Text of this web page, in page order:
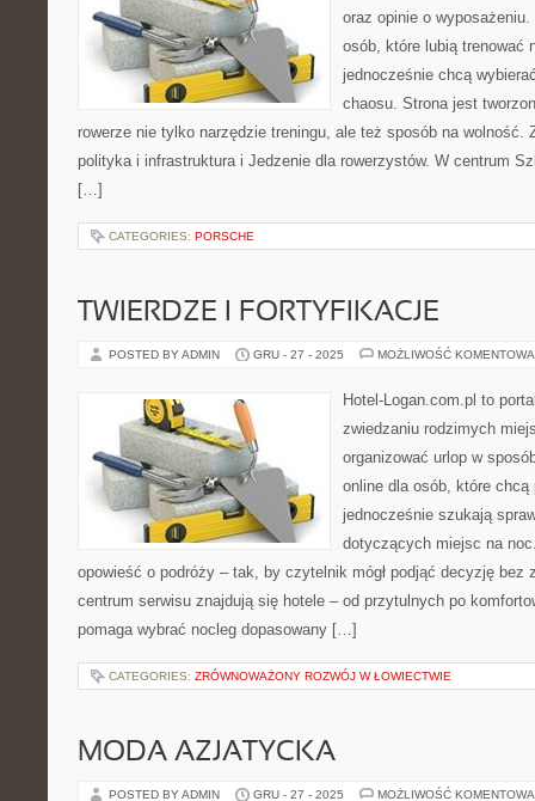
oraz opinie o
osób, które lubią trenować
jednocześnie chcą
chaosu. Strona jest
rowerze nie tylko narzędzie treningu, ale też sposób na wolność.
polityka i infrastruktura i Jedzenie dla rowerzystów. W centrum
[…]
CATEGORIES: PORSCHE
TWIERDZE I FORTYFIKACJE
POSTED BY ADMIN GRU - 27 - 2025 MOŻLIWOŚĆ
Hotel-Logan.com.pl to
zwiedzaniu rodzimych
organizować urlop w
online dla osób, które
jednocześnie szukają
dotyczących miejsc na
opowieść o podróży – tak, by czytelnik mógł podjąć decyzję bez
centrum serwisu znajdują się hotele – od przytulnych po
pomaga wybrać nocleg dopasowany […]
CATEGORIES: ZRÓWNOWAŻONY ROZWÓJ W ŁOWIECTWIE
MODA AZJATYCKA
POSTED BY ADMIN GRU - 27 - 2025 MOŻLIWOŚĆ